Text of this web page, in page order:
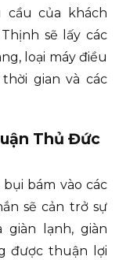
cầu của khách
sẽ lấy các
loại máy điều
gian và các
Thủ Đức
bám vào các
sẽ cản trở sự
lạnh, giàn
được thuận lợi